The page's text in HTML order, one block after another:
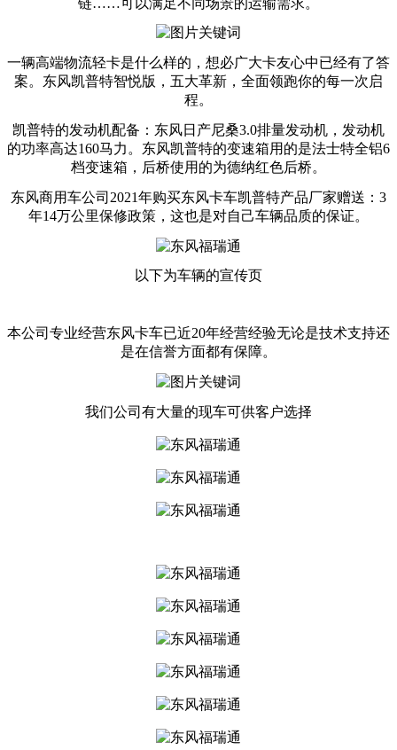
一辆高端物流轻卡是什么样的，想必广大卡友心中已经有了答
案。东风凯普特智悦版，五大革新，全面领跑你的每一次启
程。
凯普特的发动机配备：东风日产尼桑3.0排量发动机，发动机
的功率高达160马力。东风凯普特的变速箱用的是法士特全铝6
档变速箱，后桥使用的为德纳红色后桥。
东风商用车公司2021年购买东风卡车凯普特产品厂家赠送：3
年14万公里保修政策，这也是对自己车辆品质的保证。
以下为车辆的宣传页
本公司专业经营东风卡车已近20年经营经验无论是技术支持还
是在信誉方面都有保障。
我们公司有大量的现车可供客户选择